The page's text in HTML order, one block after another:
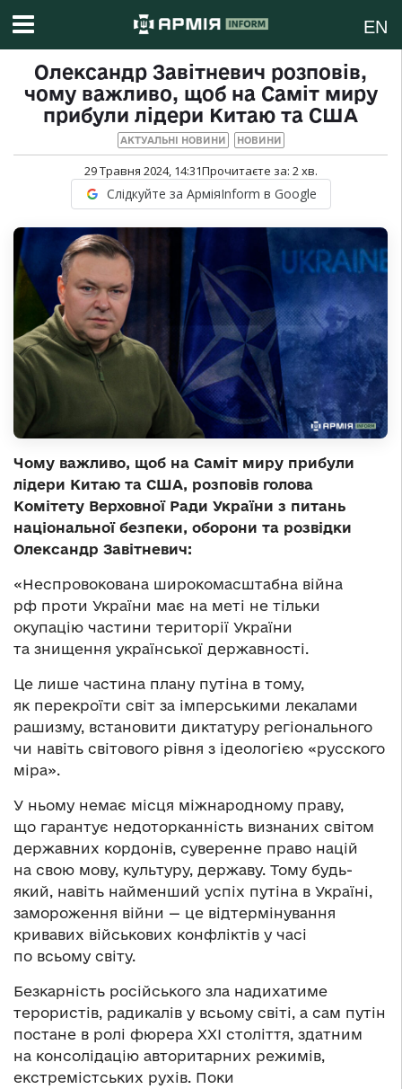
EN
Олександр Завітневич розповів,
чому важливо, щоб на Саміт миру
прибули лідери Китаю та США
АКТУАЛЬНІ НОВИНИ НОВИНИ
29 Травня 2024, 14:31Прочитаєте за: 2хв.
Слідкуйте за АрміяInform в Google
Чому важливо, щоб на Саміт миру прибули
лідери Китаю та США, розповів голова
Комітету Верховної Ради України з питань
національної безпеки, оборони та розвідки
Олександр Завітневич:
«Неспровокована широкомасштабна війна
рф проти України має на меті не тільки
окупацію частини території України
та знищення української державності.
Це лише частина плану путіна в тому,
як перекроїти світ за імперськими лекалами
рашизму, встановити диктатуру регіонального
чи навіть світового рівня з ідеологією «русского
міра».
У ньому немає місця міжнародному праву,
що гарантує недоторканність визнаних світом
державних кордонів, суверенне право націй
на свою мову, культуру, державу. Тому будь-
який, навіть найменший успіх путіна в Україні,
замороження війни — це відтермінування
кривавих військових конфліктів у часі
по всьому світу.
Безкарність російського зла надихатиме
терористів, радикалів у всьому світі, а сам путін
постане в ролі фюрера ХХІ століття, здатним
на консолідацію авторитарних режимів,
екстремістських рухів. Поки